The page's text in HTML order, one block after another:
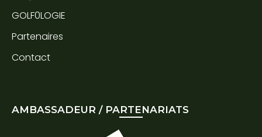
GOLF0LOGIE
Partenaires
Contact
AMBASSADEUR / PARTENARIATS